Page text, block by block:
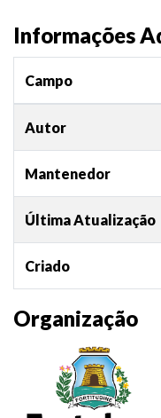
Organização
Informações
Campo
Autor
Mantenedor
Última Atualização
Criado